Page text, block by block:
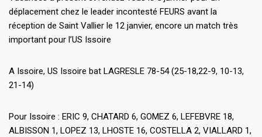
déplacement chez le leader incontesté FEURS avant la
réception de Saint Vallier le 12 janvier, encore un match très
important pour l’US Issoire
A Issoire, US Issoire bat LAGRESLE 78-54 (25-18,22-9, 10-13,
21-14)
Pour Issoire : ERIC 9, CHATARD 6, GOMEZ 6, LEFEBVRE 18,
ALBISSON 1, LOPEZ 13, LHOSTE 16, COSTELLA 2, VIALLARD 1,